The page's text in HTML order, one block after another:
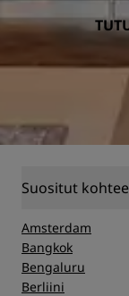
Suositut
Amsterdam
Bangkok
Bengaluru
Berliini